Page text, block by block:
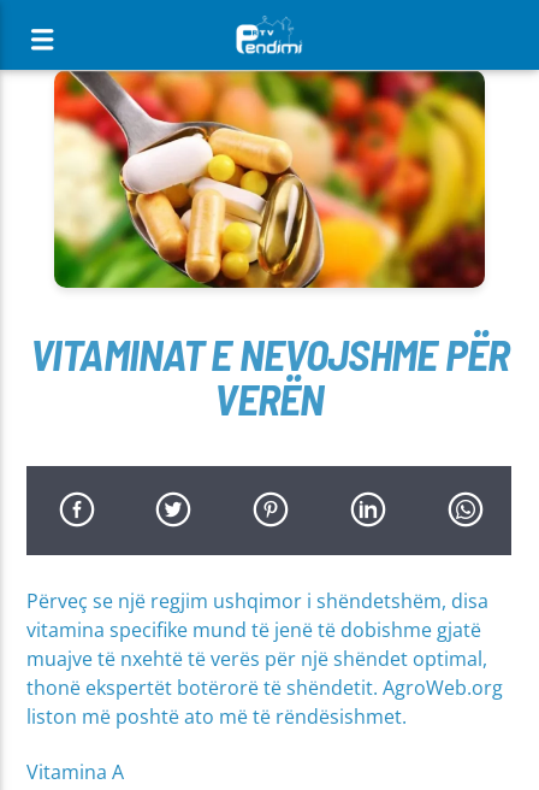
[There are no radio stations in the database]
VITAMINAT E NEVOJSHME PËR
VERËN
Përveç se një regjim ushqimor i shëndetshëm, disa
vitamina specifike mund të jenë të dobishme gjatë
muajve të nxehtë të verës për një shëndet optimal,
thonë ekspertët botërorë të shëndetit. AgroWeb.org
liston më poshtë ato më të rëndësishmet.
Vitamina A